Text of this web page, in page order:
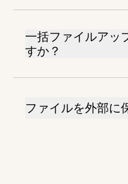
一括ファイルアッ
すか？
ファイルを外部に